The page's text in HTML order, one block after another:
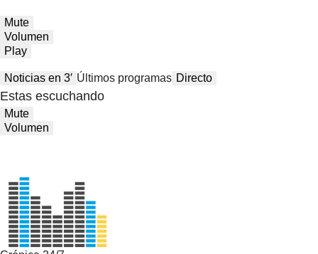
Mute
Volumen
Play
Noticias en 3′ Últimos programas Directo
Estas escuchando
Mute
Volumen